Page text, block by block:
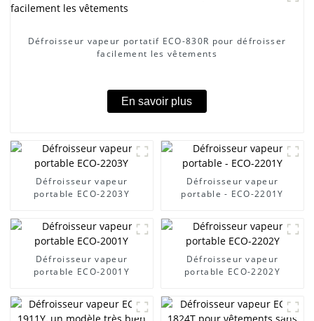
Défroisseur vapeur portatif ECO-830R pour défroisser
facilement les vêtements
En savoir plus
Défroisseur vapeur
portable ECO-2203Y
Défroisseur vapeur
portable - ECO-2201Y
Défroisseur vapeur
portable ECO-2001Y
Défroisseur vapeur
portable ECO-2202Y